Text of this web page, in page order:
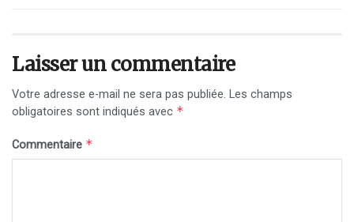
Laisser un commentaire
Votre adresse e-mail ne sera pas publiée. Les champs
obligatoires sont indiqués avec *
Commentaire *